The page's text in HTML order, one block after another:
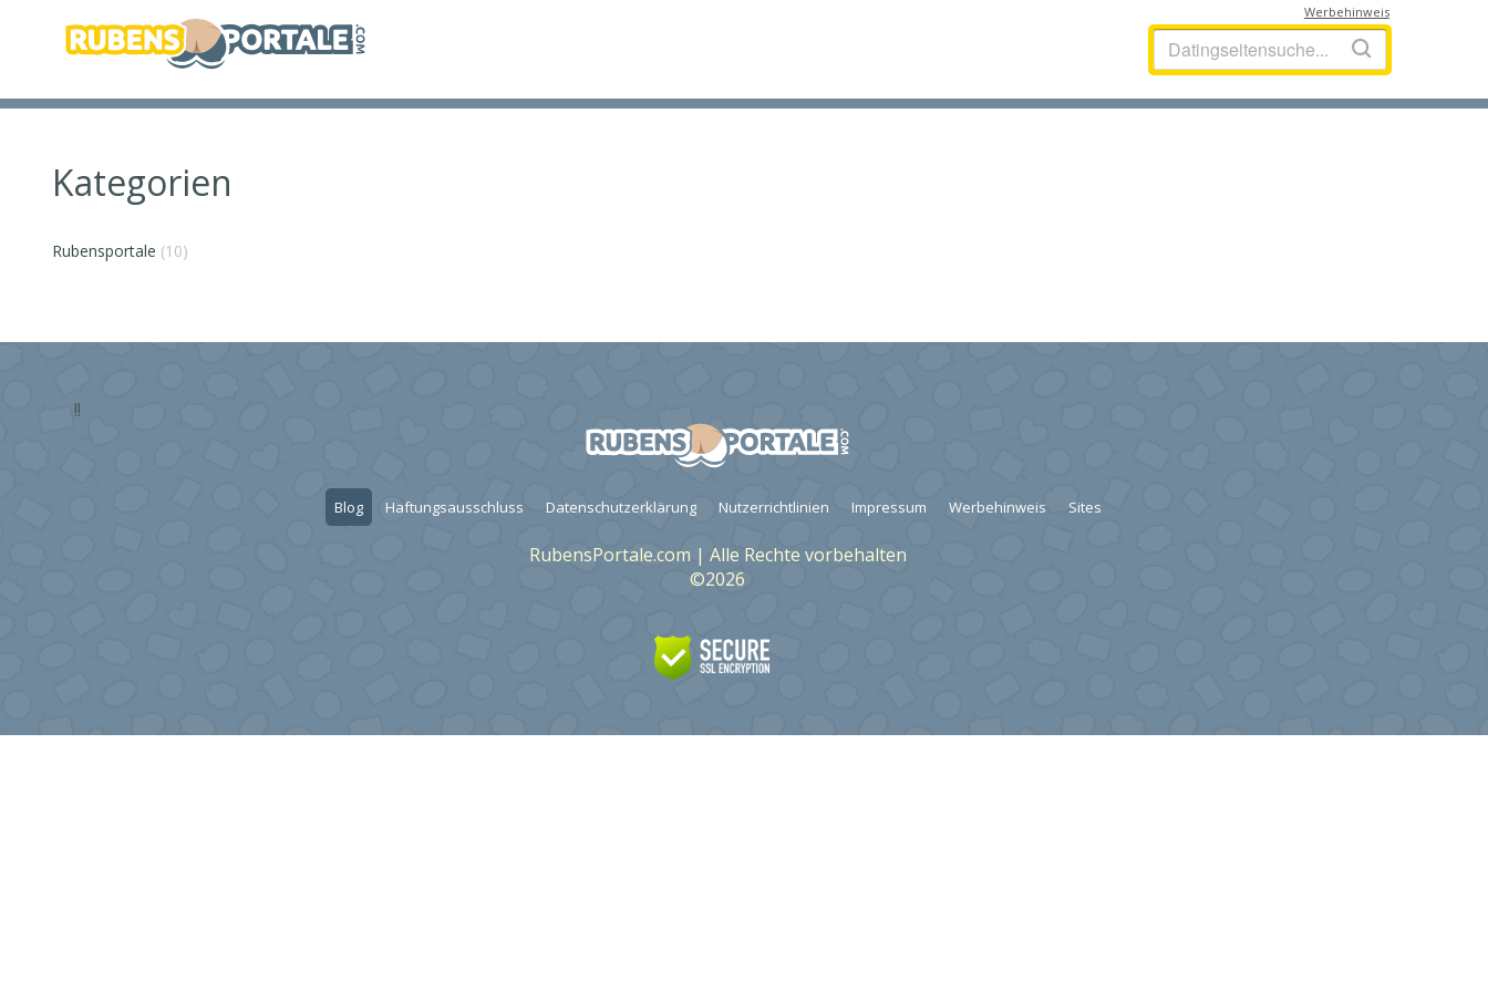
Werbehinweis
Kategorien
Rubensportale (10)
!!
Blog Haftungsausschluss Datenschutzerklärung Nutzerrichtlinien Impressum Werbehinweis Sites
RubensPortale.com | Alle Rechte vorbehalten
©2026